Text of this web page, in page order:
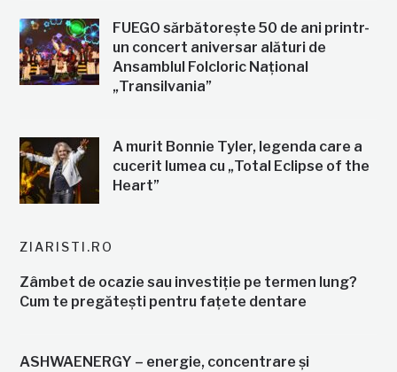
FUEGO sărbătorește 50 de ani printr-
un concert aniversar alături de
Ansamblul Folcloric Național
„Transilvania”
A murit Bonnie Tyler, legenda care a
cucerit lumea cu „Total Eclipse of the
Heart”
ZIARISTI.RO
Zâmbet de ocazie sau investiție pe termen lung?
Cum te pregătești pentru fațete dentare
ASHWAENERGY – energie, concentrare și